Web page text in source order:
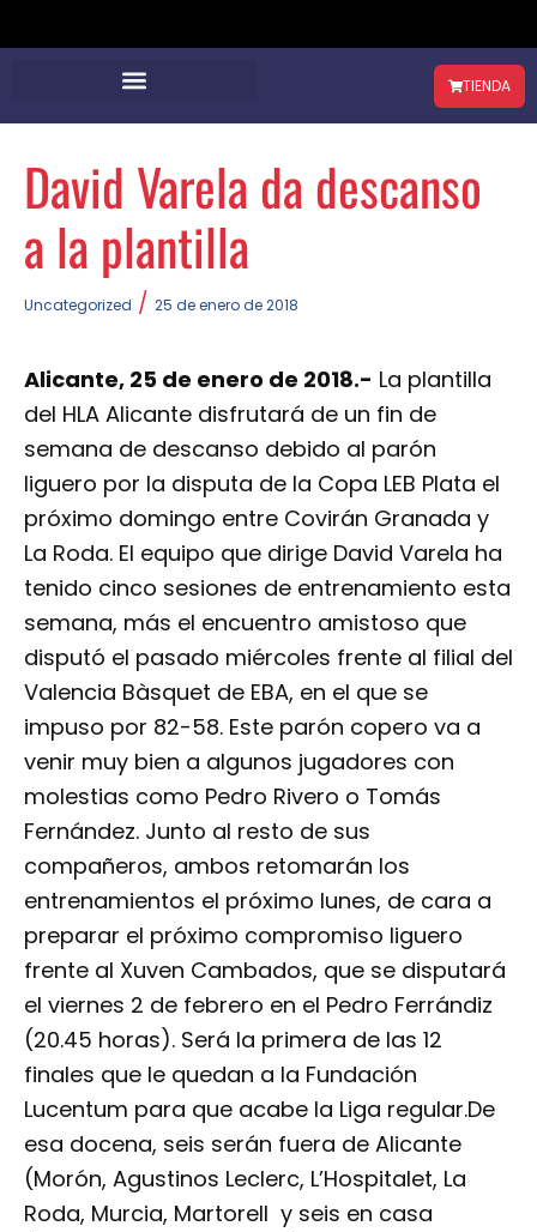
TIENDA
David Varela da descanso
a la plantilla
Uncategorized / 25 de enero de 2018
Alicante, 25 de enero de 2018.- La plantilla
del HLA Alicante disfrutará de un fin de
semana de descanso debido al parón
liguero por la disputa de la Copa LEB Plata el
próximo domingo entre Covirán Granada y
La Roda. El equipo que dirige David Varela ha
tenido cinco sesiones de entrenamiento esta
semana, más el encuentro amistoso que
disputó el pasado miércoles frente al filial del
Valencia Bàsquet de EBA, en el que se
impuso por 82-58. Este parón copero va a
venir muy bien a algunos jugadores con
molestias como Pedro Rivero o Tomás
Fernández. Junto al resto de sus
compañeros, ambos retomarán los
entrenamientos el próximo lunes, de cara a
preparar el próximo compromiso liguero
frente al Xuven Cambados, que se disputará
el viernes 2 de febrero en el Pedro Ferrándiz
(20.45 horas). Será la primera de las 12
finales que le quedan a la Fundación
Lucentum para que acabe la Liga regular.De
esa docena, seis serán fuera de Alicante
(Morón, Agustinos Leclerc, L’Hospitalet, La
Roda, Murcia, Martorell y seis en casa